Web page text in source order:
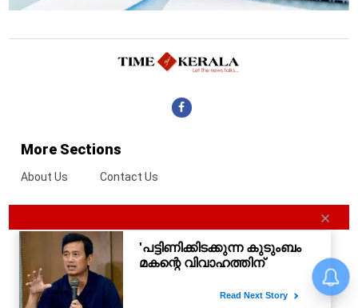
More Sections
About Us Contact Us